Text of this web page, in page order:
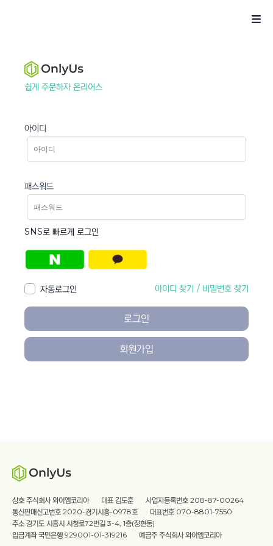
쉽게 주문하자 온리어스
아이디
패스워드
SNS로 빠르게 로그인
자동로그인 아이디 찾기 / 비밀번호 찾기
로그인
회원가입
상호 주식회사 와이엠코리아 대표 김도훈
사업자등록번호 208-87-00264
통신판매신고번호 2020-경기시흥-0978호
대표번호 070-8801-7550
주소 경기도 시흥시 시청로72번길 3-4, 1층(장현동)
입금계좌 국민은행 929001-01-319216
예금주 주식회사 와이엠코리아